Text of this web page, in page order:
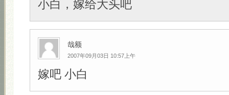
小白，嫁给大头吧
哉额
2007年09月03日 10:57上午
嫁吧 小白